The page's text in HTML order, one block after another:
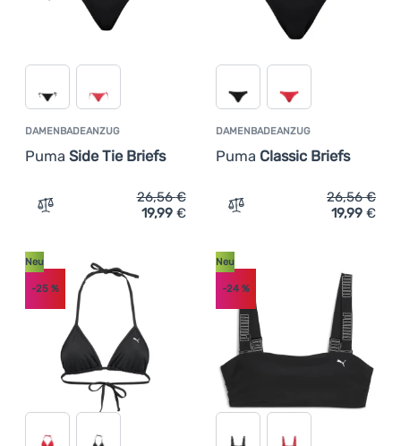
DAMENBADEANZUG
Puma Side Tie Briefs
Zum Vergleich 'Damenbadeanzug Puma Side Tie Briefs'
26,56€
19,99 €
DAMENBADEANZUG
Puma Classic Briefs
Zum Vergleich
26,56€
19,99 €
Neu
-25 %
Neu
-24%